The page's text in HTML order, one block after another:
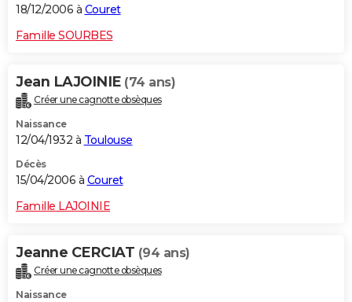
18/12/2006 à Couret
Famille SOURBES
Jean LAJOINIE (74 ans)
Créer une cagnotte obsèques
Naissance
12/04/1932 à Toulouse
Décès
15/04/2006 à Couret
Famille LAJOINIE
Jeanne CERCIAT (94 ans)
Créer une cagnotte obsèques
Naissance